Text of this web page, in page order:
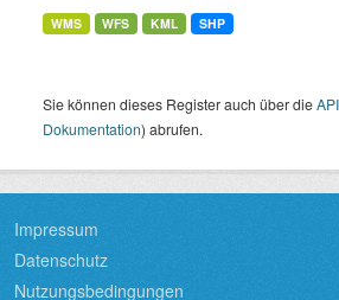
WMS WFS KML SHP
Sie können dieses Register auch über dieAPI
Dokumentation) abrufen.
Impressum
Datenschutz
Nutzungsbedingungen